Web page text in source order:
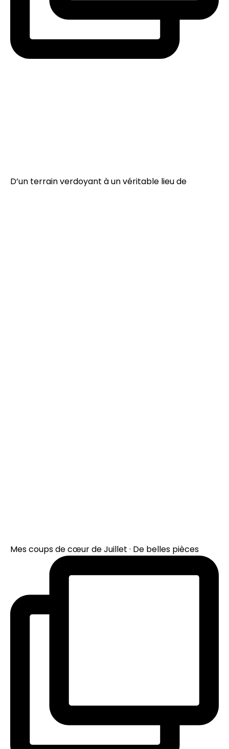
D’un terrain verdoyant à un véritable lieu de
Mes coups de cœur de Juillet · De belles pièces